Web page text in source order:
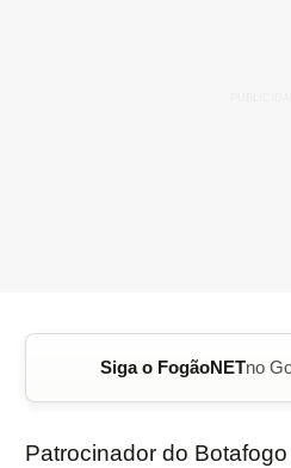
Siga o FogãoNETno
Patrocinador do